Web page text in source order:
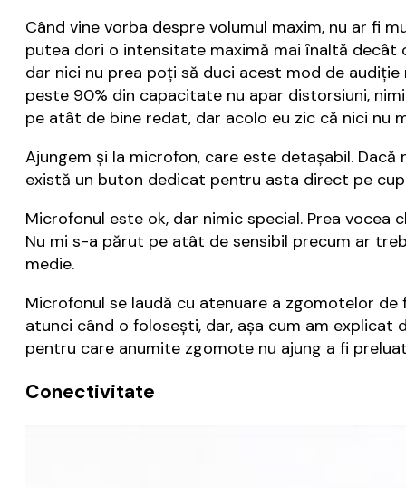
Când vine vorba despre volumul maxim, nu ar fi
putea dori o intensitate maximă mai înaltă decât
dar nici nu prea poți să duci acest mod de
peste 90% din capacitate nu apar distorsiuni,
pe atât de bine redat, dar acolo eu zic că nici nu
Ajungem și la microfon, care este detașabil.
există un buton dedicat pentru asta direct pe
Microfonul este ok, dar nimic special. Prea
Nu mi s-a părut pe atât de sensibil precum ar
medie.
Microfonul se laudă cu atenuare a zgomotelor
atunci când o folosești, dar, așa cum am
pentru care anumite zgomote nu ajung a fi
Conectivitate